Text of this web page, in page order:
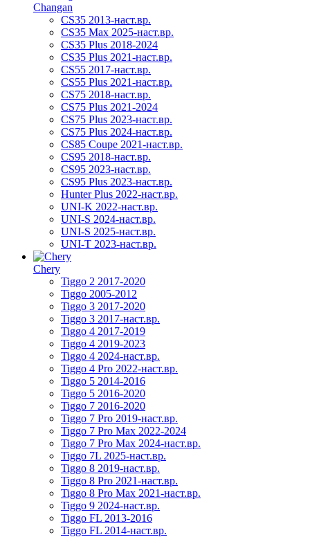
Changan
CS35 2013-наст.вр.
CS35 Max 2025-наст.вр.
CS35 Plus 2018-2024
CS35 Plus 2021-наст.вр.
CS55 2017-наст.вр.
CS55 Plus 2021-наст.вр.
CS75 2018-наст.вр.
CS75 Plus 2021-2024
CS75 Plus 2023-наст.вр.
CS75 Plus 2024-наст.вр.
CS85 Coupe 2021-наст.вр.
CS95 2018-наст.вр.
CS95 2023-наст.вр.
CS95 Plus 2023-наст.вр.
Hunter Plus 2022-наст.вр.
UNI-K 2022-наст.вр.
UNI-S 2024-наст.вр.
UNI-S 2025-наст.вр.
UNI-T 2023-наст.вр.
Chery
Tiggo 2 2017-2020
Tiggo 2005-2012
Tiggo 3 2017-2020
Tiggo 3 2017-наст.вр.
Tiggo 4 2017-2019
Tiggo 4 2019-2023
Tiggo 4 2024-наст.вр.
Tiggo 4 Pro 2022-наст.вр.
Tiggo 5 2014-2016
Tiggo 5 2016-2020
Tiggo 7 2016-2020
Tiggo 7 Pro 2019-наст.вр.
Tiggo 7 Pro Max 2022-2024
Tiggo 7 Pro Max 2024-наст.вр.
Tiggo 7L 2025-наст.вр.
Tiggo 8 2019-наст.вр.
Tiggo 8 Pro 2021-наст.вр.
Tiggo 8 Pro Max 2021-наст.вр.
Tiggo 9 2024-наст.вр.
Tiggo FL 2013-2016
Tiggo FL 2014-наст.вр.